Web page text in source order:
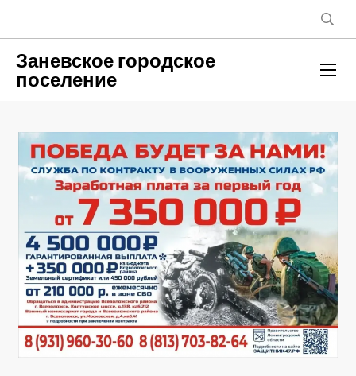
Заневское городское
поселение